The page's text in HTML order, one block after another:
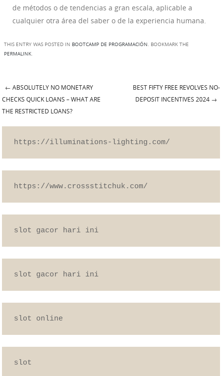
de métodos o de tendencias a gran escala, aplicable a
cualquier otra área del saber o de la experiencia humana.
THIS ENTRY WAS POSTED IN BOOTCAMP DE PROGRAMACIÓN. BOOKMARK THE
PERMALINK.
Post navigation
← ABSOLUTELY NO MONETARY
CHECKS QUICK LOANS – WHAT ARE
THE RESTRICTED LOANS?
BEST FIFTY FREE REVOLVES NO-
DEPOSIT INCENTIVES 2024 →
https://illuminations-lighting.com/
https://www.crossstitchuk.com/
slot gacor hari ini
slot gacor hari ini
slot online
slot